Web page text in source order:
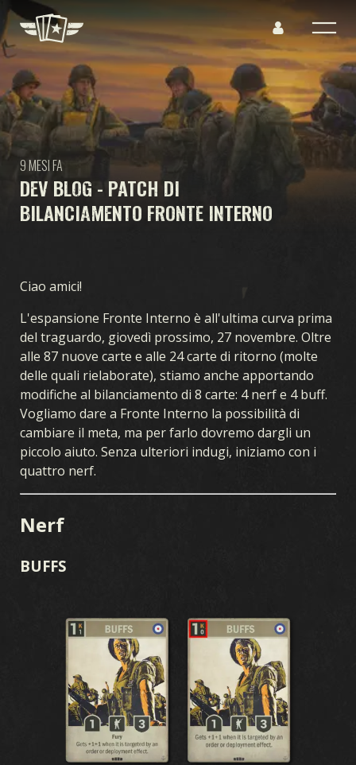
DEV BLOG - PATCH DI
BILANCIAMENTO FRONTE INTERNO
9 MESI FA
Ciao amici!
L'espansione Fronte Interno è all'ultima curva prima
del traguardo, giovedì prossimo, 27 novembre. Oltre
alle 87 nuove carte e alle 24 carte di ritorno (molte
delle quali rielaborate), stiamo anche apportando
modifiche al bilanciamento di 8 carte: 4 nerf e 4 buff.
Vogliamo dare a Fronte Interno la possibilità di
cambiare il meta, ma per farlo dovremo dargli un
piccolo aiuto. Senza ulteriori indugi, iniziamo con i
quattro nerf.
Nerf
BUFFS